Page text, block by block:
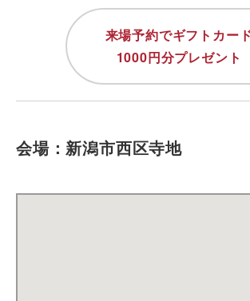
来場予約でギフトカー
1000円分プレゼント
会場：新潟市西区寺地